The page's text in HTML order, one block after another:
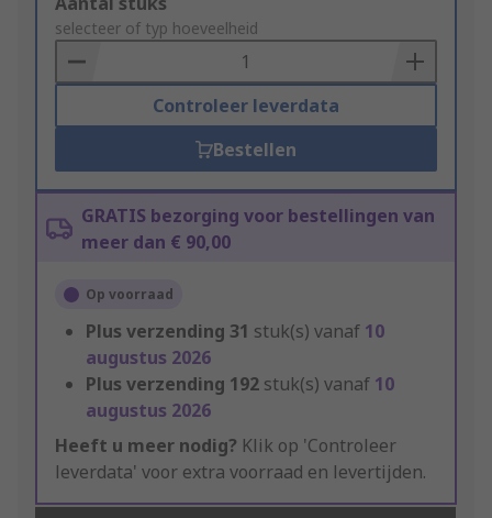
to
Basket
selecteer of typ hoeveelheid
Controleer leverdata
Bestellen
GRATIS bezorging voor bestellingen van
meer dan € 90,00
Op voorraad
Plus verzending 31 stuk(s) vanaf 10
augustus 2026
Plus verzending 192 stuk(s) vanaf 10
augustus 2026
Heeft u meer nodig? Klik op 'Controleer
leverdata' voor extra voorraad en levertijden.